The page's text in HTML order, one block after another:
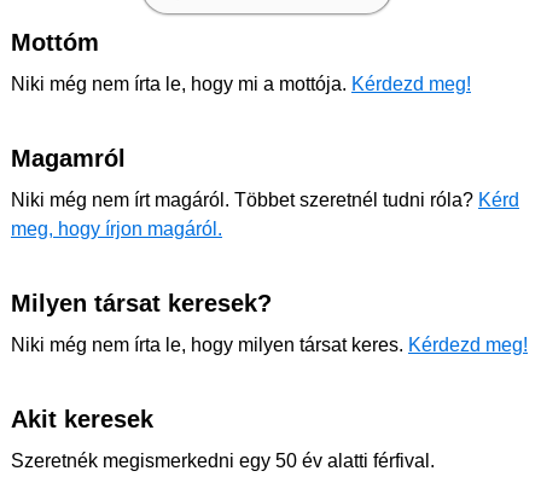
Mottóm
Niki még nem írta le, hogy mi a mottója. Kérdezd meg!
Magamról
Niki még nem írt magáról. Többet szeretnél tudni róla? Kérd
meg, hogy írjon magáról.
Milyen társat keresek?
Niki még nem írta le, hogy milyen társat keres. Kérdezd meg!
Akit keresek
Szeretnék megismerkedni egy 50 év alatti férfival.